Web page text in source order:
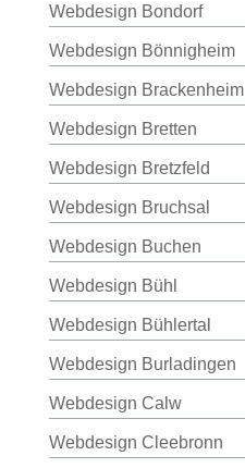
Webdesign Bondorf
Webdesign Bönnigheim
Webdesign Brackenheim
Webdesign Bretten
Webdesign Bretzfeld
Webdesign Bruchsal
Webdesign Buchen
Webdesign Bühl
Webdesign Bühlertal
Webdesign Burladingen
Webdesign Calw
Webdesign Cleebronn